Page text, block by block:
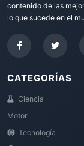
contenido de las
lo que sucede en el
CATEGORÍAS
Ciencia
Motor
Tecnología